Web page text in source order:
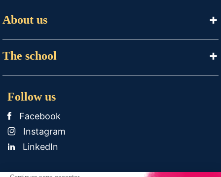
About us
The school
Follow us
Facebook
Instagram
LinkedIn